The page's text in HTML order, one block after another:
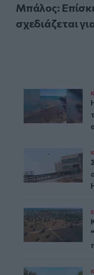
Μπάλος:
σχεδιάζεται